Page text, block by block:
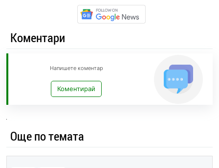
Коментари
Напишете коментар
Коментирай
Още по темата